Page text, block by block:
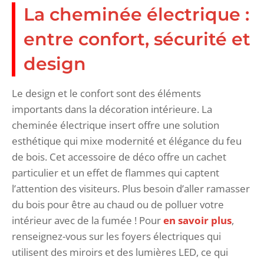
La cheminée électrique :
entre confort, sécurité et
design
Le design et le confort sont des éléments
importants dans la décoration intérieure. La
cheminée électrique insert offre une solution
esthétique qui mixe modernité et élégance du feu
de bois. Cet accessoire de déco offre un cachet
particulier et un effet de flammes qui captent
l’attention des visiteurs. Plus besoin d’aller ramasser
du bois pour être au chaud ou de polluer votre
intérieur avec de la fumée ! Pouren savoir plus,
renseignez-vous sur les foyers électriques qui
utilisent des miroirs et des lumières LED, ce qui